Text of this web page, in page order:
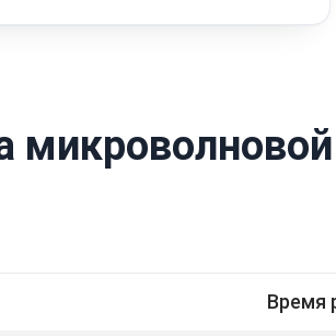
Время